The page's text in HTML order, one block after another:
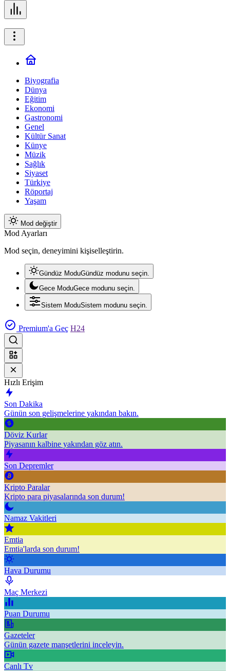
Biyografia
Dünya
Eğitim
Ekonomi
Gastronomi
Genel
Kültür Sanat
Künye
Müzik
Sağlık
Siyaset
Türkiye
Röportaj
Yaşam
Mod değiştir
Mod Ayarları
Mod seçin, deneyimini kişiselleştirin.
Gündüz ModuGündüz modunu seçin.
Gece ModuGece modunu seçin.
Sistem ModuSistem modunu seçin.
Premium'a Geç H24
Hızlı Erişim
Son Dakika
Günün son gelişmelerine yakından bakın.
Döviz Kurlar
Piyasanın kalbine yakından göz atın.
Son Depremler
Kripto Paralar
Kripto para piyasalarında son durum!
Namaz Vakitleri
Emtia
Emtia'larda son durum!
Hava Durumu
Maç Merkezi
Puan Durumu
Gazeteler
Günün gazete manşetlerini inceleyin.
Canlı Tv